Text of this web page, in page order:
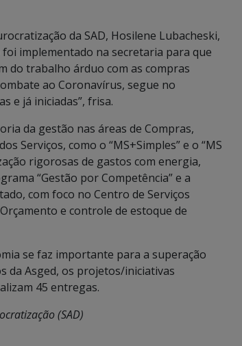
da SAD, Hosilene Lubacheski,
implementado na secretaria para que
do trabalho árduo com as compras
ao Coronavírus, segue no
e já iniciadas”, frisa.
da gestão nas áreas de Compras,
Serviços, como o “MS+Simples” e o “MS
rigorosas de gastos com energia,
“Gestão por Competência” e a
com foco no Centro de Serviços
e controle de estoque de
se faz importante para a superação
da Asged, os projetos/iniciativas
45 entregas.
(SAD)